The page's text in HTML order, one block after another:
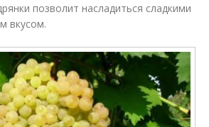
позволит насладиться сладкими
вкусом.